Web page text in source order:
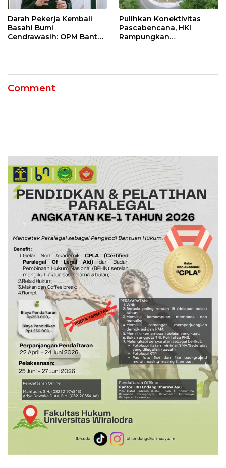
Darah Pekerja Kembali
Basahi Bumi
Cendrawasih: OPM Bantai
Pulihkan Konektivitas
Pascabencana, HKI
Rampungkan
Comment